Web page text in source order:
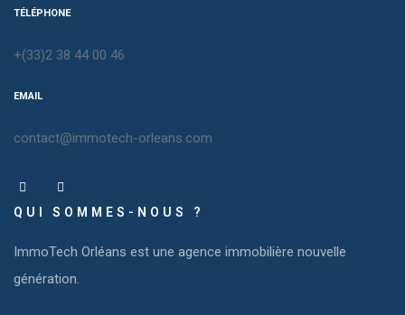
TÉLÉPHONE
+(33)2 38 44 00 46
EMAIL
contact@immotech-orleans.com
QUI SOMMES-NOUS ?
ImmoTech Orléans est une agence immobilière nouvelle
génération.